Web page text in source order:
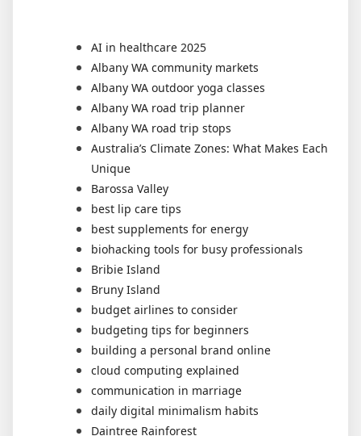
AI in healthcare 2025
Albany WA community markets
Albany WA outdoor yoga classes
Albany WA road trip planner
Albany WA road trip stops
Australia’s Climate Zones: What Makes Each
Unique
Barossa Valley
best lip care tips
best supplements for energy
biohacking tools for busy professionals
Bribie Island
Bruny Island
budget airlines to consider
budgeting tips for beginners
building a personal brand online
cloud computing explained
communication in marriage
daily digital minimalism habits
Daintree Rainforest